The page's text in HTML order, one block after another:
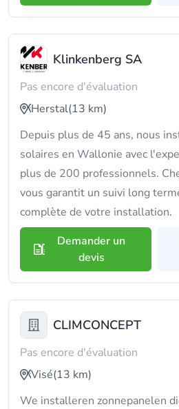
Klinkenberg SA
Pas encore d'évaluation
Herstal(13 km)
Depuis plus de 45 ans, nous
solaires en Wallonie avec
plus de 200 professionnels.
vous garantit un suivi long
complète de votre installation.
Demander un
devis
CLIMCONCEPT
Pas encore d'évaluation
Visé(13 km)
We installeren zonnepanelen